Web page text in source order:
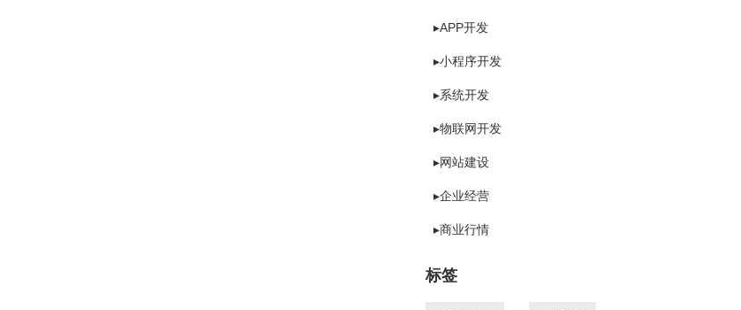
▸APP开发
▸小程序开发
▸系统开发
▸物联网开发
▸网站建设
▸企业经营
▸商业行情
标签